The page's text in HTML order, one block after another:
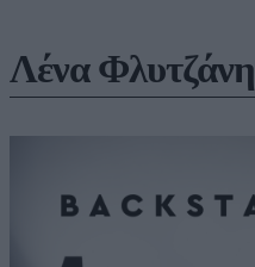
Λένα Φλυτζάνη